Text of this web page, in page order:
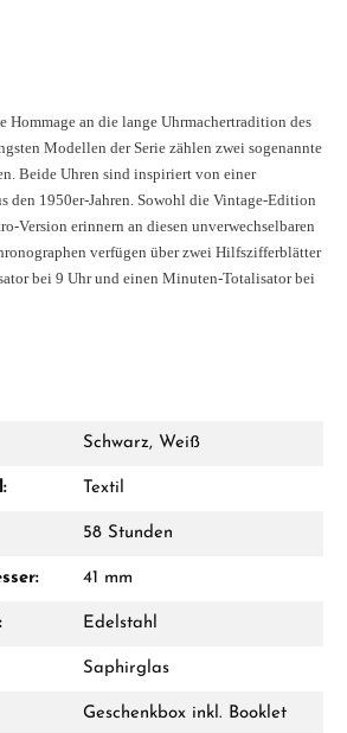
Hommage an die lange Uhrmachertradition des
Modellen der Serie zählen zwei sogenannte
Beide Uhren sind inspiriert von einer
den 1950er-Jahren. Sowohl die Vintage-Edition
Version erinnern an diesen unverwechselbaren
verfügen über zwei Hilfszifferblätter
bei 9 Uhr und einen Minuten-Totalisator bei
Schwarz, Weiß
Textil
58 Stunden
41 mm
Edelstahl
Saphirglas
Geschenkbox inkl. Booklet